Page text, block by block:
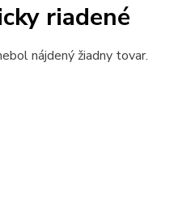
riadené
nájdený žiadny tovar.